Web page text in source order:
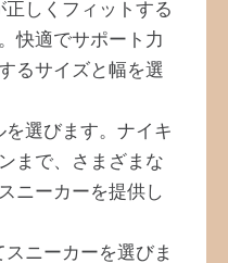
しくフィットする
快適でサポート力
るサイズと幅を選
を選びます。ナイキ
まで、さまざまな
ニーカーを提供し
ニーカーを選びま